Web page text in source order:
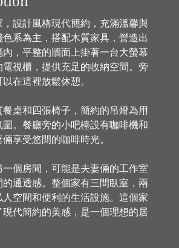
設計風格現代簡約，充滿溫馨與
系為主，搭配木質家具，營造出
，平整的牆面上掛著一台大螢幕
視櫃，提供充足的收納空間。旁
在這裡放鬆休憩。
桌和四張椅子，簡約的吊燈為用
。餐廳旁的小吧檯設有咖啡機和
享受悠閒的咖啡時光。
個房間，可能是夫妻倆的工作室
通透感。整個家有三間臥室，兩
空間和便利的生活設施。這個家
代簡約的美感，是一個理想的居